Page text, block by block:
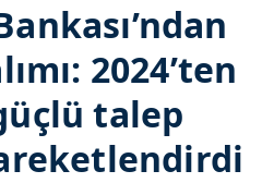
2024’ten
talep